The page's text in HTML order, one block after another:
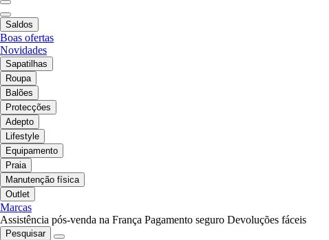
Saldos
Boas ofertas
Novidades
Sapatilhas
Roupa
Balões
Protecções
Adepto
Lifestyle
Equipamento
Praia
Manutenção física
Outlet
Marcas
Assistência pós-venda na França Pagamento seguro Devoluções fáceis
Pesquisar